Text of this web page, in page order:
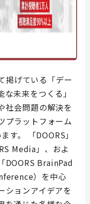
掲げている「デー
未来をつくる」
社会問題の解決を
プラットフォーム
す。 「DOORS」
Media」、およ
DOORS BrainPad
）を中心
ションアイデアを